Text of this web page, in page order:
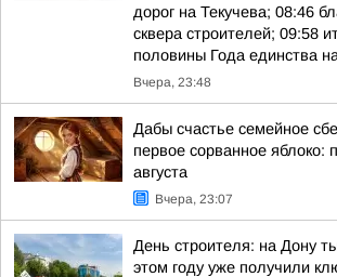
дорог на Текучева; 08:46
сквера строителей; 09:58
половины Года единства
Вчера, 23:48
Дабы счастье семейное
первое сорванное яблоко:
августа
Вчера, 23:07
День строителя: на Дону
этом году уже получили